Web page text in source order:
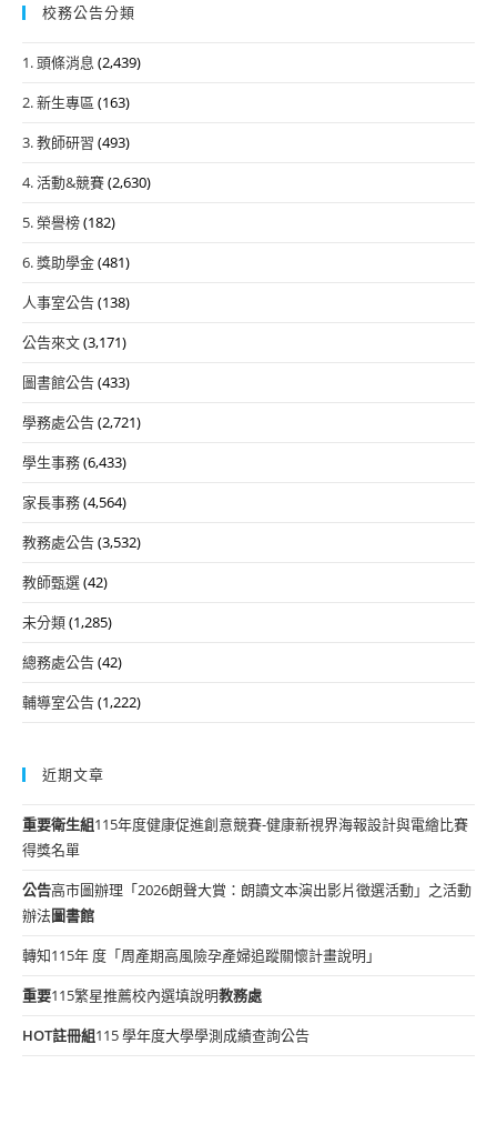
校務公告分類
1. 頭條消息 (2,439)
2. 新生專區 (163)
3. 教師研習 (493)
4. 活動&競賽(2,630)
5. 榮譽榜(182)
6. 獎助學金(481)
人事室公告(138)
公告來文(3,171)
圖書館公告(433)
學務處公告(2,721)
學生事務(6,433)
家長事務(4,564)
教務處公告(3,532)
教師甄選(42)
未分類(1,285)
總務處公告(42)
輔導室公告(1,222)
近期文章
重要衛生組115年度健康促進創意競賽-健康新視界海報設計與電繪比賽
得獎名單
公告高市圖辦理「2026朗聲大賞：朗讀文本演出影片徵選活動」之活動
辦法圖書館
轉知115年 度「周產期高風險孕產婦追蹤關懷計畫說明」
重要115繁星推薦校內選填說明教務處
HOT註冊組115 學年度大學學測成績查詢公告